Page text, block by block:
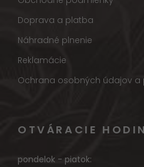
Doprava a platba
Náhradné plnenie
Reklamácie
Ochrana osobných údajov a
OTVÁRACIE
pondelok - piatok: